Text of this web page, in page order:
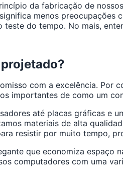
da fabricação de
menos preocupações
do tempo. No mais,
com a excelência. Por
importantes de como um
até placas gráficas e
materiais de alta
resistir por muito tempo,
que economiza espaço
computadores com uma